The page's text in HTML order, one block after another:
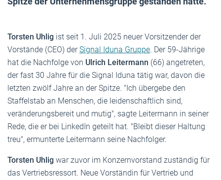
Torsten Uhlig ist seit 1. Juli 2025 neuer Vorsitzender der
Vorstände (CEO) derSignal Iduna Gruppe. Der 59-Jährige
hat die Nachfolge von Ulrich Leitermann (66) angetreten,
der fast 30 Jahre für die Signal Iduna tätig war, davon die
letzten zwölf Jahre an der Spitze. "Ich übergebe den
Staffelstab an Menschen, die leidenschaftlich sind,
veränderungsbereit und mutig", sagte Leitermann in seiner
Rede, die er bei LinkedIn geteilt hat. "Bleibt dieser Haltung
treu", ermunterte Leitermann seine Nachfolger.
Torsten Uhlig war zuvor im Konzernvorstand zuständig für
das Vertriebsressort. Neue Vorständin für Vertrieb und